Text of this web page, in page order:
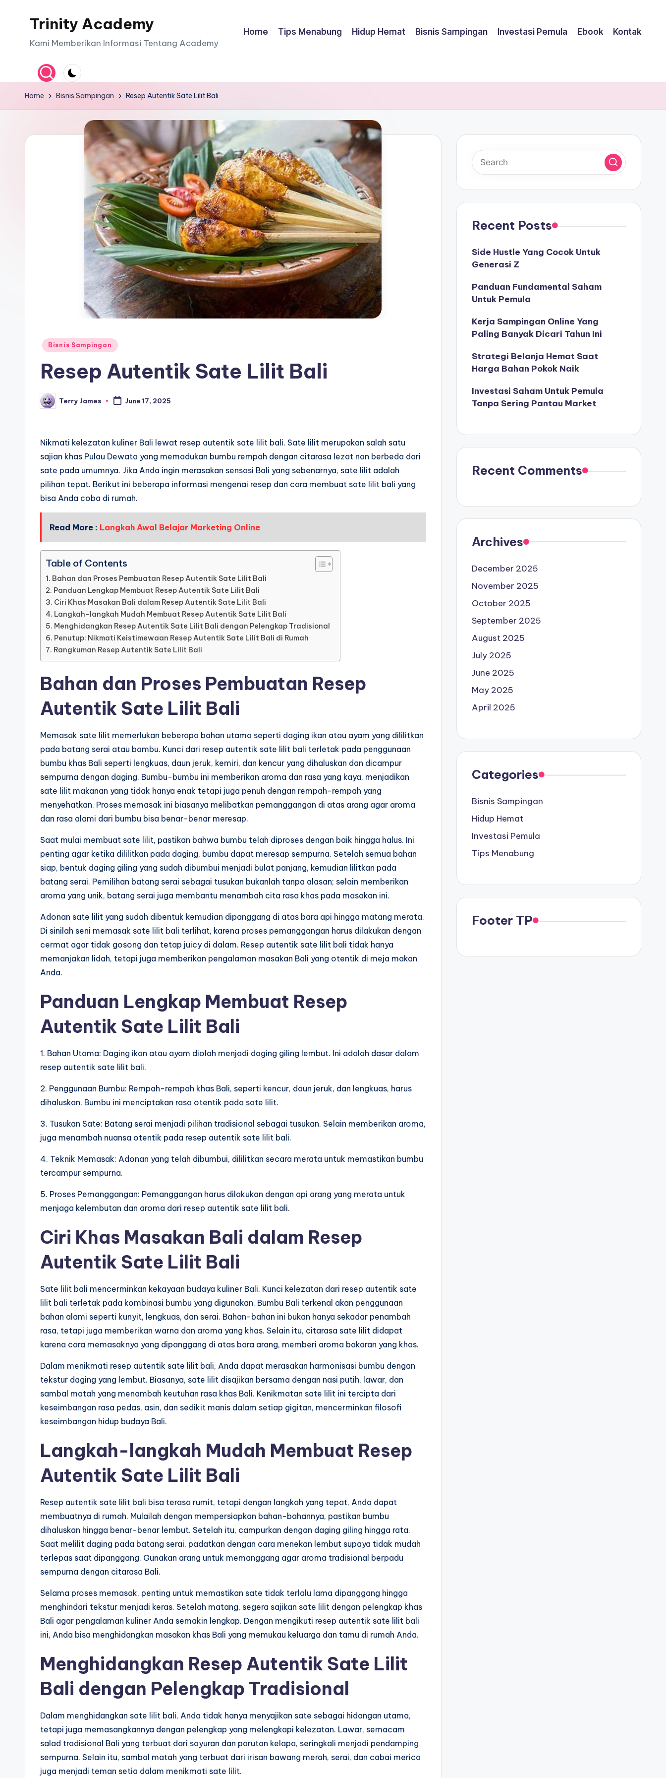
Trinity Academy
Kami Memberikan Informasi Tentang Academy
Home Tips Menabung Hidup Hemat Bisnis Sampingan Investasi Pemula Ebook Kontak
Home Bisnis Sampingan Resep Autentik Sate Lilit Bali
Posted
Bisnis Sampingan
Resep Autentik Sate Lilit Bali
Posted
by
Terry James June 17, 2025
Nikmati kelezatan kuliner Bali lewat resep autentik sate lilit bali. Sate lilit merupakan salah satu
sajian khas Pulau Dewata yang memadukan bumbu rempah dengan citarasa lezat nan berbeda dari
sate pada umumnya. Jika Anda ingin merasakan sensasi Bali yang sebenarnya, sate lilit adalah
pilihan tepat. Berikut ini beberapa informasi mengenai resep dan cara membuat sate lilit bali yang
bisa Anda coba di rumah.
Read More : Langkah Awal Belajar Marketing Online
Table of Contents
Bahan dan Proses Pembuatan Resep Autentik Sate Lilit Bali
Panduan Lengkap Membuat Resep Autentik Sate Lilit Bali
Ciri Khas Masakan Bali dalam Resep Autentik Sate Lilit Bali
Langkah-langkah Mudah Membuat Resep Autentik Sate Lilit Bali
Menghidangkan Resep Autentik Sate Lilit Bali dengan Pelengkap Tradisional
Penutup: Nikmati Keistimewaan Resep Autentik Sate Lilit Bali di Rumah
Rangkuman Resep Autentik Sate Lilit Bali
Bahan dan Proses Pembuatan Resep
Autentik Sate Lilit Bali
Memasak sate lilit memerlukan beberapa bahan utama seperti daging ikan atau ayam yang dililitkan
pada batang serai atau bambu. Kunci dari resep autentik sate lilit bali terletak pada penggunaan
bumbu khas Bali seperti lengkuas, daun jeruk, kemiri, dan kencur yang dihaluskan dan dicampur
sempurna dengan daging. Bumbu-bumbu ini memberikan aroma dan rasa yang kaya, menjadikan
sate lilit makanan yang tidak hanya enak tetapi juga penuh dengan rempah-rempah yang
menyehatkan. Proses memasak ini biasanya melibatkan pemanggangan di atas arang agar aroma
dan rasa alami dari bumbu bisa benar-benar meresap.
Saat mulai membuat sate lilit, pastikan bahwa bumbu telah diproses dengan baik hingga halus. Ini
penting agar ketika dililitkan pada daging, bumbu dapat meresap sempurna. Setelah semua bahan
siap, bentuk daging giling yang sudah dibumbui menjadi bulat panjang, kemudian lilitkan pada
batang serai. Pemilihan batang serai sebagai tusukan bukanlah tanpa alasan; selain memberikan
aroma yang unik, batang serai juga membantu menambah cita rasa khas pada masakan ini.
Adonan sate lilit yang sudah dibentuk kemudian dipanggang di atas bara api hingga matang merata.
Di sinilah seni memasak sate lilit bali terlihat, karena proses pemanggangan harus dilakukan dengan
cermat agar tidak gosong dan tetap juicy di dalam. Resep autentik sate lilit bali tidak hanya
memanjakan lidah, tetapi juga memberikan pengalaman masakan Bali yang otentik di meja makan
Anda.
Panduan Lengkap Membuat Resep
Autentik Sate Lilit Bali
1. Bahan Utama: Daging ikan atau ayam diolah menjadi daging giling lembut. Ini adalah dasar dalam
resep autentik sate lilit bali.
2. Penggunaan Bumbu: Rempah-rempah khas Bali, seperti kencur, daun jeruk, dan lengkuas, harus
dihaluskan. Bumbu ini menciptakan rasa otentik pada sate lilit.
3. Tusukan Sate: Batang serai menjadi pilihan tradisional sebagai tusukan. Selain memberikan aroma,
juga menambah nuansa otentik pada resep autentik sate lilit bali.
4. Teknik Memasak: Adonan yang telah dibumbui, dililitkan secara merata untuk memastikan bumbu
tercampur sempurna.
5. Proses Pemanggangan: Pemanggangan harus dilakukan dengan api arang yang merata untuk
menjaga kelembutan dan aroma dari resep autentik sate lilit bali.
Ciri Khas Masakan Bali dalam Resep
Autentik Sate Lilit Bali
Sate lilit bali mencerminkan kekayaan budaya kuliner Bali. Kunci kelezatan dari resep autentik sate
lilit bali terletak pada kombinasi bumbu yang digunakan. Bumbu Bali terkenal akan penggunaan
bahan alami seperti kunyit, lengkuas, dan serai. Bahan-bahan ini bukan hanya sekadar penambah
rasa, tetapi juga memberikan warna dan aroma yang khas. Selain itu, citarasa sate lilit didapat
karena cara memasaknya yang dipanggang di atas bara arang, memberi aroma bakaran yang khas.
Dalam menikmati resep autentik sate lilit bali, Anda dapat merasakan harmonisasi bumbu dengan
tekstur daging yang lembut. Biasanya, sate lilit disajikan bersama dengan nasi putih, lawar, dan
sambal matah yang menambah keutuhan rasa khas Bali. Kenikmatan sate lilit ini tercipta dari
keseimbangan rasa pedas, asin, dan sedikit manis dalam setiap gigitan, mencerminkan filosofi
keseimbangan hidup budaya Bali.
Langkah-langkah Mudah Membuat Resep
Autentik Sate Lilit Bali
Resep autentik sate lilit bali bisa terasa rumit, tetapi dengan langkah yang tepat, Anda dapat
membuatnya di rumah. Mulailah dengan mempersiapkan bahan-bahannya, pastikan bumbu
dihaluskan hingga benar-benar lembut. Setelah itu, campurkan dengan daging giling hingga rata.
Saat melilit daging pada batang serai, padatkan dengan cara menekan lembut supaya tidak mudah
terlepas saat dipanggang. Gunakan arang untuk memanggang agar aroma tradisional berpadu
sempurna dengan citarasa Bali.
Selama proses memasak, penting untuk memastikan sate tidak terlalu lama dipanggang hingga
menghindari tekstur menjadi keras. Setelah matang, segera sajikan sate lilit dengan pelengkap khas
Bali agar pengalaman kuliner Anda semakin lengkap. Dengan mengikuti resep autentik sate lilit bali
ini, Anda bisa menghidangkan masakan khas Bali yang memukau keluarga dan tamu di rumah Anda.
Menghidangkan Resep Autentik Sate Lilit
Bali dengan Pelengkap Tradisional
Dalam menghidangkan sate lilit bali, Anda tidak hanya menyajikan sate sebagai hidangan utama,
tetapi juga memasangkannya dengan pelengkap yang melengkapi kelezatan. Lawar, semacam
salad tradisional Bali yang terbuat dari sayuran dan parutan kelapa, seringkali menjadi pendamping
sempurna. Selain itu, sambal matah yang terbuat dari irisan bawang merah, serai, dan cabai merica
juga menjadi teman setia dalam menikmati sate lilit.
Recent Posts
Side Hustle Yang Cocok Untuk
Generasi Z
Panduan Fundamental Saham
Untuk Pemula
Kerja Sampingan Online Yang
Paling Banyak Dicari Tahun Ini
Strategi Belanja Hemat Saat
Harga Bahan Pokok Naik
Investasi Saham Untuk Pemula
Tanpa Sering Pantau Market
Recent Comments
Archives
December 2025
November 2025
October 2025
September 2025
August 2025
July 2025
June 2025
May 2025
April 2025
Categories
Bisnis Sampingan
Hidup Hemat
Investasi Pemula
Tips Menabung
Footer TP